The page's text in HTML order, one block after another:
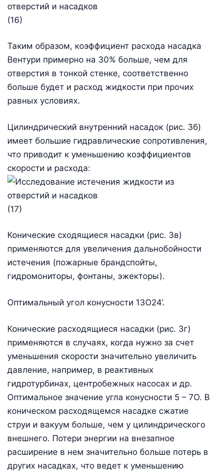
(16)
Таким образом, коэффициент расхода насадка
Вентури примерно на 30% больше, чем для
отверстия в тонкой стенке, соответственно
больше будет и расход жидкости при прочих
равных условиях.
Цилиндрический внутренний насадок (рис. 3б)
имеет большие гидравлические сопротивления,
что приводит к уменьшению коэффициентов
скорости и расхода:
(17)
Конические сходящиеся насадки (рис. 3в)
применяются для увеличения дальнобойности
истечения (пожарные брандспойты,
гидромониторы, фонтаны, эжекторы).
Оптимальный угол конусности 13О24’.
Конические расходящиеся насадки (рис. 3г)
применяются в случаях, когда нужно за счет
уменьшения скорости значительно увеличить
давление, например, в реактивных
гидротурбинах, центробежных насосах и др.
Оптимальное значение угла конусности 5 – 7О. В
коническом расходящемся насадке сжатие
струи и вакуум больше, чем у цилиндрического
внешнего. Потери энергии на внезапное
расширение в нем значительно больше потерь в
других насадках, что ведет к уменьшению